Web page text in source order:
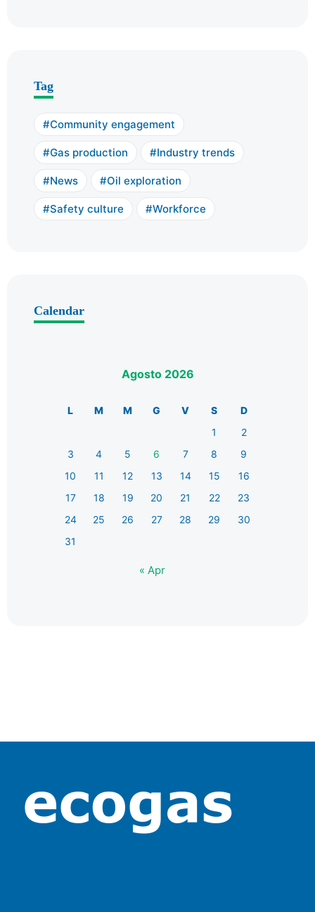
Tag
Community engagement
Gas production Industry trends
News Oil exploration
Safety culture Workforce
Calendar
Agosto 2026
L M M G V S
D
1
2
3
4 5 6 7 8
9
10
11 12 13 14 15
16
17
18 19 20 21 22
23
24
25 26 27 28 29
30
31
« Apr